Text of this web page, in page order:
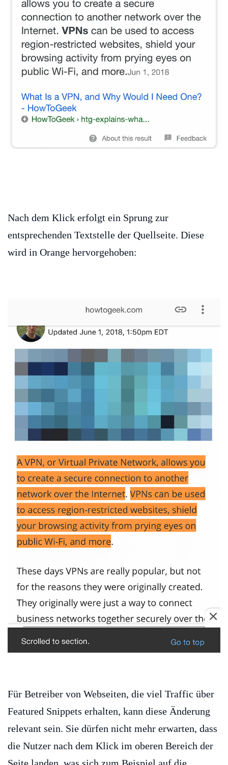
Nach dem Klick erfolgt ein Sprung zur
entsprechenden Textstelle der Quellseite. Diese
wird in Orange hervorgehoben:
Für Betreiber von Webseiten, die viel Traffic über
Featured Snippets erhalten, kann diese Änderung
relevant sein. Sie dürfen nicht mehr erwarten, dass
die Nutzer nach dem Klick im oberen Bereich der